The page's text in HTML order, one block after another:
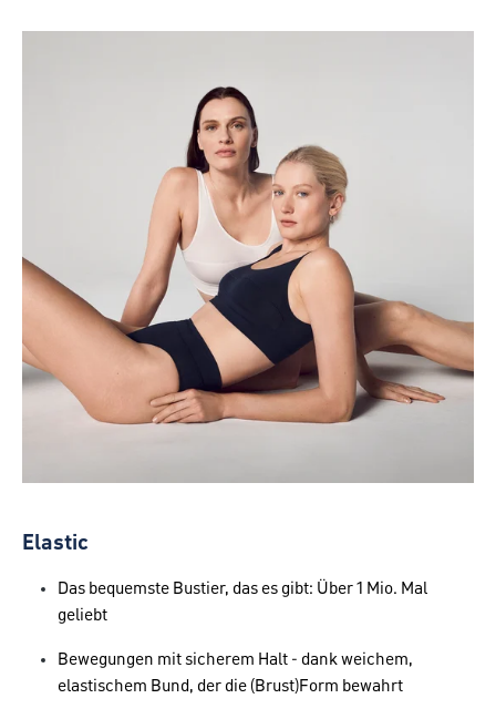
Elastic
Das bequemste Bustier, das es gibt: Über 1 Mio. Mal
geliebt
Bewegungen mit sicherem Halt - dank weichem,
elastischem Bund, der die (Brust)Form bewahrt